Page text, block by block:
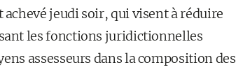
jeudi soir, qui visent à réduire
les fonctions juridictionnelles
assesseurs dans la composition des